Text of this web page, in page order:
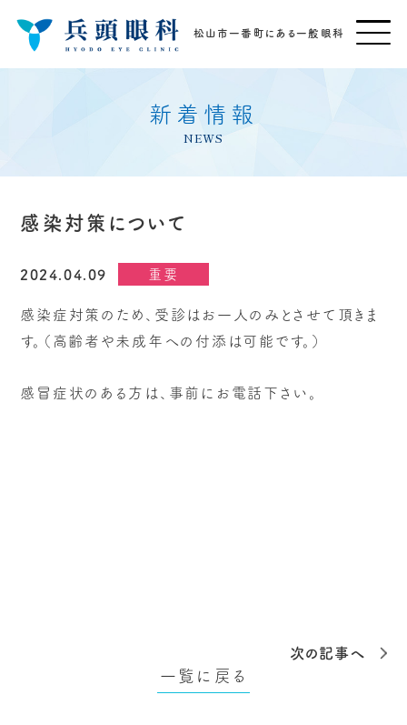
松山市一番町にある一般眼科
新着情報
NEWS
感染対策について
2024.04.09 重要
感染症対策のため、受診はお一人のみとさせて頂きま
す。（高齢者や未成年への付添は可能です。）
感冒症状のある方は、事前にお電話下さい。
次の記事へ
一覧に戻る